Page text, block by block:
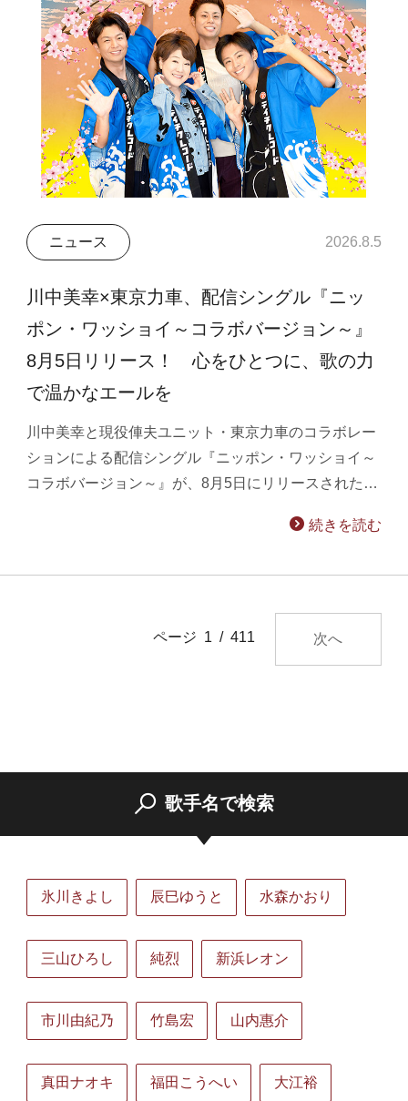
ニュース 2026.8.5
川中美幸×東京力車、配信シングル『ニッ
ポン・ワッショイ～コラボバージョン～』
8月5日リリース！ 心をひとつに、歌の力
で温かなエールを
川中美幸と現役俥夫ユニット・東京力車のコラボレー
ションによる配信シングル『ニッポン・ワッショイ～
コラボバージョン～』が、8月5日にリリースされた…
続きを読む
ページ 1 / 411 次へ
歌手名で検索
氷川きよし 辰巳ゆうと 水森かおり
三山ひろし 純烈 新浜レオン
市川由紀乃 竹島宏 山内惠介
真田ナオキ 福田こうへい 大江裕